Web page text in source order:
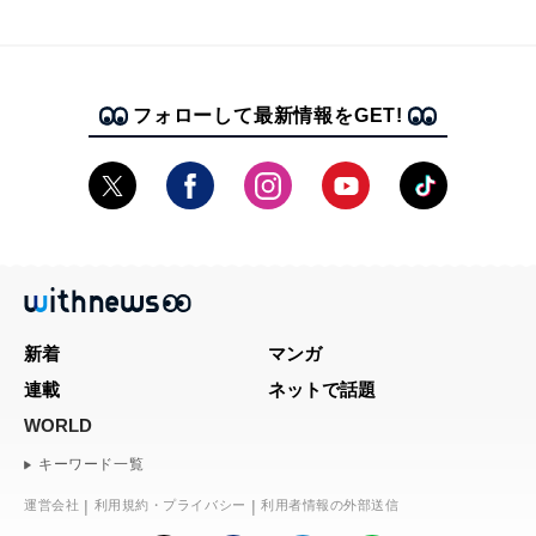
フォローして最新情報をGET!
新着
マンガ
連載
ネットで話題
WORLD
キーワード一覧
運営会社 利用規約・プライバシー 利用者情報の外部送信